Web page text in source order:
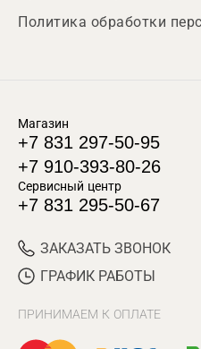
Политика обработки
Магазин
+7 831 297-50-95
+7 910-393-80-26
Сервисный центр
+7 831 295-50-67
ЗАКАЗАТЬ ЗВОНОК
ГРАФИК РАБОТЫ
ПРИНИМАЕМ К ОПЛАТЕ